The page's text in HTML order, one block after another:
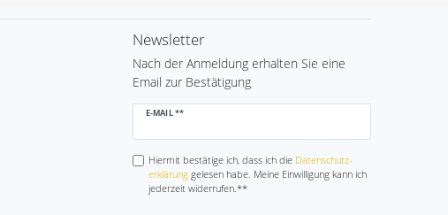
Newsletter
Nach der Anmeldung erhalten Sie eine
Email zur Bestätigung
E-MAIL **
Newsletter
Hiermit bestätige ich, dass ich die Daten­schutz­
erklärunggelesen habe. Meine Einwilligung kann ich
jederzeit widerrufen.**